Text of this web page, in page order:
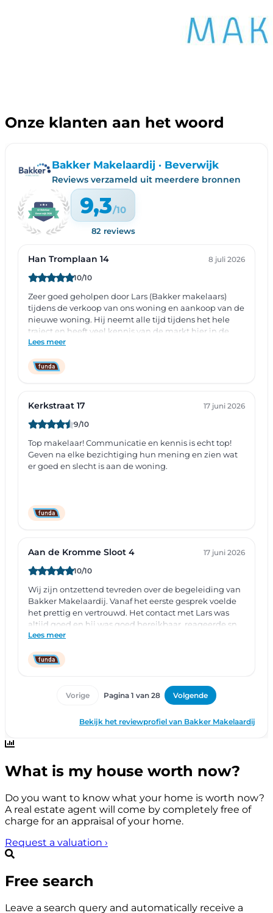
Onze klanten aan het woord
What is my house worth now?
Do you want to know what your home is worth now?
A real estate agent will come by completely free of
charge for an appraisal of your home.
Request a valuation ›
Free search
Leave a search query and automatically receive a